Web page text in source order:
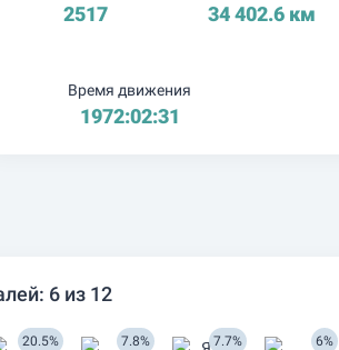
2517 34 402.6 км
Время движения
1972:02:31
6 из 12
20.5% 7.8% 7.7% 6%